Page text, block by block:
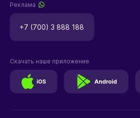
Реклама
+7 (700) 3 888 188
Скачать наше приложение